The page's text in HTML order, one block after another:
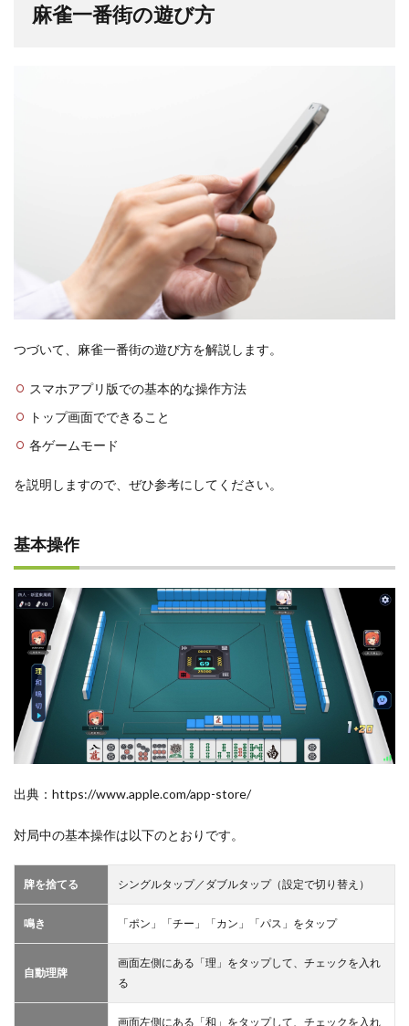
一番
街
麻雀一番街の遊び方
つづいて、麻雀一番街の遊び方を解説します。
スマホアプリ版での基本的な操作方法
トップ画面でできること
各ゲームモード
を説明しますので、ぜひ参考にしてください。
基本操作
出典：https://www.apple.com/app-store/
対局中の基本操作は以下のとおりです。
牌を捨てる シングルタップ／ダブルタップ（設定で切り替え）
鳴き 「ポン」「チー」「カン」「パス」をタップ
自動理牌
画面左側にある「理」をタップして、チェックを入れ
る
画面左側にある「和」をタップして、チェックを入れ